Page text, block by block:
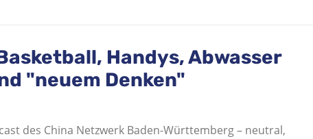
Handys, Abwasser
"neuem Denken"
des China Netzwerk Baden-Württemberg – neutral,